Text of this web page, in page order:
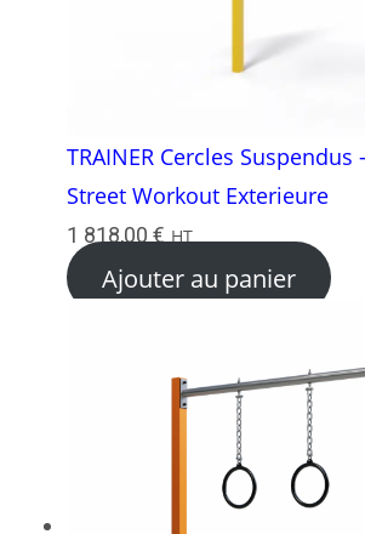
TRAINER Cercles Suspendus
Street Workout Exterieure
1 818,00 € HT
Ajouter au panier